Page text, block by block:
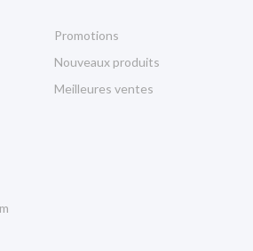
Promotions
Nouveaux produits
Meilleures ventes